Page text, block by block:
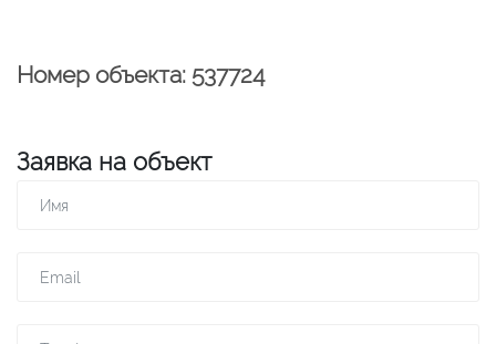
Номер объекта: 537724
Заявка на объект